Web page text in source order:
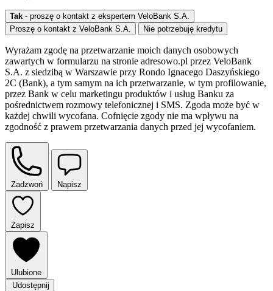
Tak - proszę o kontakt z ekspertem VeloBank S.A.
Proszę o kontakt z VeloBank S.A.
Nie potrzebuję kredytu
Wyrażam zgodę na przetwarzanie moich danych osobowych
zawartych w formularzu na stronie adresowo.pl przez VeloBank
S.A. z siedzibą w Warszawie przy Rondo Ignacego Daszyńskiego
2C (Bank), a tym samym na ich przetwarzanie, w tym profilowanie,
przez Bank w celu marketingu produktów i usług Banku za
pośrednictwem rozmowy telefonicznej i SMS. Zgoda może być w
każdej chwili wycofana. Cofnięcie zgody nie ma wpływu na
zgodność z prawem przetwarzania danych przed jej wycofaniem.
Zadzwoń Napisz
Zapisz
Ulubione
Udostępnij